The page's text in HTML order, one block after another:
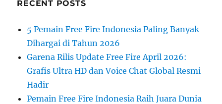
RECENT POSTS
5 Pemain Free Fire Indonesia Paling Banyak
Dihargai di Tahun 2026
Garena Rilis Update Free Fire April 2026:
Grafis Ultra HD dan Voice Chat Global Resmi
Hadir
Pemain Free Fire Indonesia Raih Juara Dunia